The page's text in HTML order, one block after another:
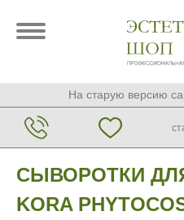
На старую версию
СЫВОРОТКИ
KORA